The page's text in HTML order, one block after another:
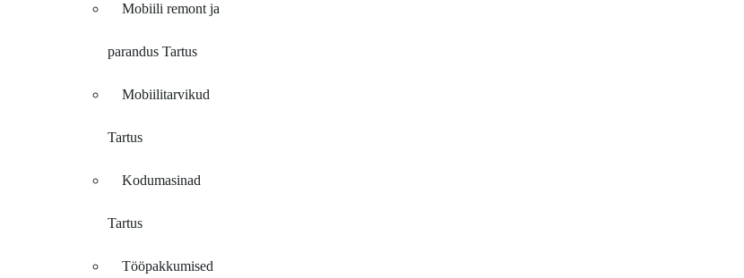
Mobiili remont ja
parandus Tartus
Mobiilitarvikud
Tartus
Kodumasinad
Tartus
Tööpakkumised